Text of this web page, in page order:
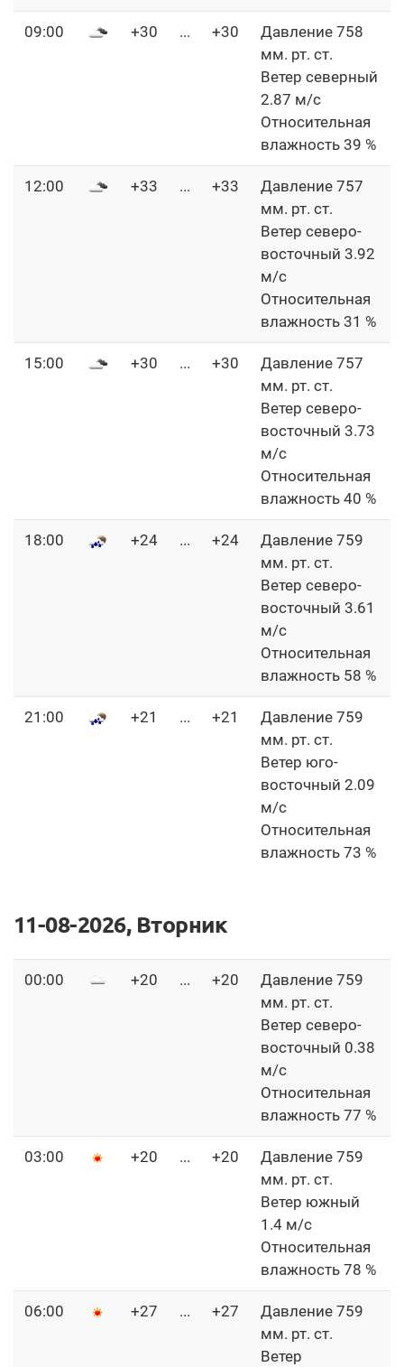
09:00 +30 ... +30
Давление 758
мм. рт. ст.
Ветер северный
2.87 м/с
Относительная
влажность 39 %
12:00 +33 ... +33
Давление 757
мм. рт. ст.
Ветер северо-
восточный 3.92
м/с
Относительная
влажность 31 %
15:00 +30 ... +30
Давление 757
мм. рт. ст.
Ветер северо-
восточный 3.73
м/с
Относительная
влажность 40 %
18:00 +24 ... +24
Давление 759
мм. рт. ст.
Ветер северо-
восточный 3.61
м/с
Относительная
влажность 58 %
21:00 +21 ... +21
Давление 759
мм. рт. ст.
Ветер юго-
восточный 2.09
м/с
Относительная
влажность 73 %
11-08-2026, Вторник
00:00 +20 ... +20
Давление 759
мм. рт. ст.
Ветер северо-
восточный 0.38
м/с
Относительная
влажность 77 %
03:00 +20 ... +20
Давление 759
мм. рт. ст.
Ветер южный
1.4 м/с
Относительная
влажность 78 %
06:00 +27 ... +27
Давление 759
мм. рт. ст.
Ветер